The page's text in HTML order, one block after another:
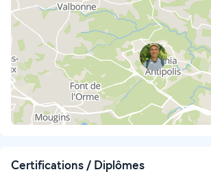
Certifications / Diplômes